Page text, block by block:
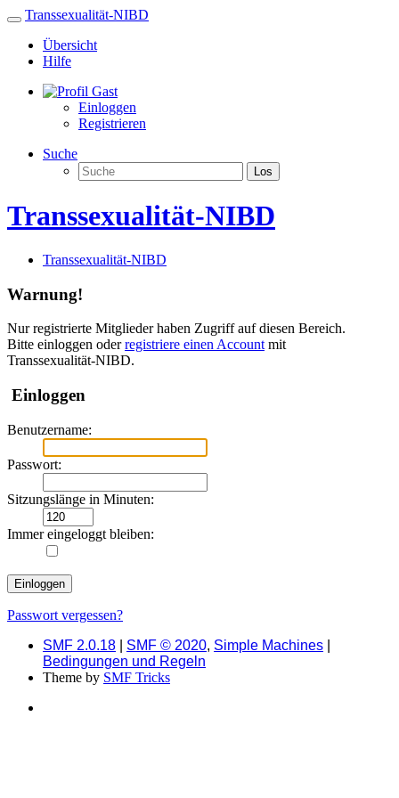
Transsexualität-NIBD
Übersicht
Hilfe
Gast
Einloggen
Registrieren
Suche
Los
Transsexualität-NIBD
Transsexualität-NIBD
Warnung!
Nur registrierte Mitglieder haben Zugriff auf diesen Bereich.
Bitte einloggen oderregistriere einen Account mit
Transsexualität-NIBD.
Einloggen
Benutzername:
Passwort:
Sitzungslänge in Minuten:
Immer eingeloggt bleiben:
Passwort vergessen?
SMF 2.0.18
SMF © 2020, Simple Machines
Bedingungen und Regeln
Theme by SMF Tricks